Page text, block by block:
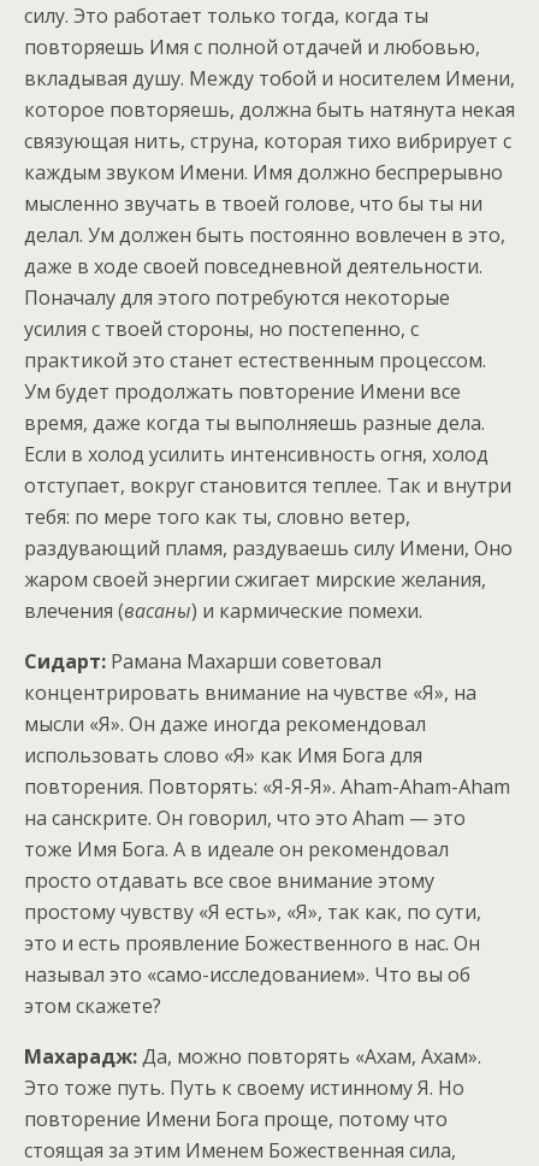
силу. Это работает только тогда, когда ты
повторяешь Имя с полной отдачей и любовью,
вкладывая душу. Между тобой и носителем Имени,
которое повторяешь, должна быть натянута некая
связующая нить, струна, которая тихо вибрирует с
каждым звуком Имени. Имя должно беспрерывно
мысленно звучать в твоей голове, что бы ты ни
делал. Ум должен быть постоянно вовлечен в это,
даже в ходе своей повседневной деятельности.
Поначалу для этого потребуются некоторые
усилия с твоей стороны, но постепенно, с
практикой это станет естественным процессом.
Ум будет продолжать повторение Имени все
время, даже когда ты выполняешь разные дела.
Если в холод усилить интенсивность огня, холод
отступает, вокруг становится теплее. Так и внутри
тебя: по мере того как ты, словно ветер,
раздувающий пламя, раздуваешь силу Имени, Оно
жаром своей энергии сжигает мирские желания,
влечения (васаны) и кармические помехи.
Сидарт: Рамана Махарши советовал
концентрировать внимание на чувстве «Я», на
мысли «Я». Он даже иногда рекомендовал
использовать слово «Я» как Имя Бога для
повторения. Повторять: «Я-Я-Я». Aham-Aham-Aham
на санскрите. Он говорил, что это Aham — это
тоже Имя Бога. А в идеале он рекомендовал
просто отдавать все свое внимание этому
простому чувству «Я есть», «Я», так как, по сути,
это и есть проявление Божественного в нас. Он
называл это «само-исследованием». Что вы об
этом скажете?
Махарадж:Да, можно повторять «Ахам, Ахам».
Это тоже путь. Путь к своему истинному Я. Но
повторение Имени Бога проще, потому что
стоящая за этим Именем Божественная сила,